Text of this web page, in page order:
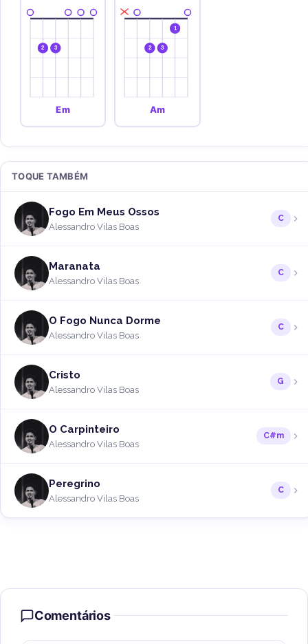
2 3
Em
2 3
1
Am
TOQUE TAMBÉM
Fogo Em Meus Ossos
Alessandro Vilas Boas
C
Maranata
Alessandro Vilas Boas
C
O Fogo Nunca Dorme
Alessandro Vilas Boas
C
Cristo
Alessandro Vilas Boas
G
O Carpinteiro
Alessandro Vilas Boas
C#m
Peregrino
Alessandro Vilas Boas
C
Comentários